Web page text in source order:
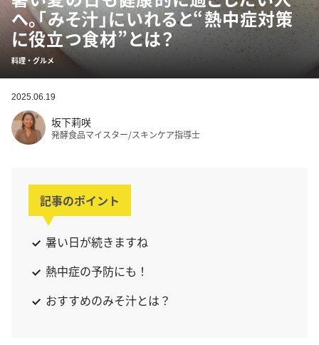
へ。「みそ汁」にいれると“熱中症対策
に役立つ食材”とは？
料理・グルメ
2025.06.19
坂下莉咲
発酵食品マイスター/スキンケア指導士
記事のポイント
暑い日が続きますね
熱中症の予防にも！
おすすめのみそ汁とは？